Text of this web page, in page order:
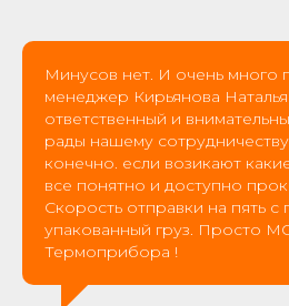
Минусов нет. И очень много
менеджер Кирьянова
ответственный и
рады нашему
конечно. если возикают
все понятно и доступно
Скорость отправки на пять
упакованный груз. Просто
Термоприбора !